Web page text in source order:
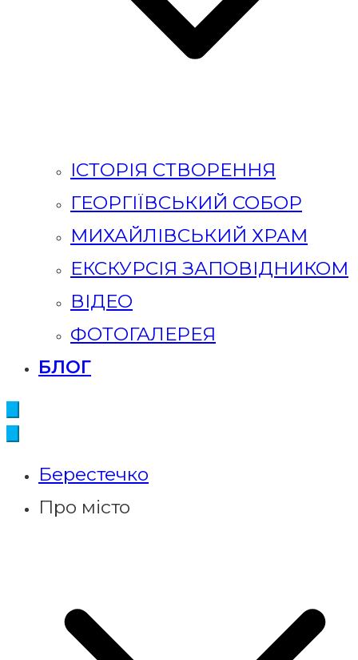
ІСТОРІЯ СТВОРЕННЯ
ГЕОРГІЇВСЬКИЙ СОБОР
МИХАЙЛІВСЬКИЙ ХРАМ
ЕКСКУРСІЯ ЗАПОВІДНИКОМ
ВІДЕО
ФОТОГАЛЕРЕЯ
БЛОГ
Берестечко
Про місто